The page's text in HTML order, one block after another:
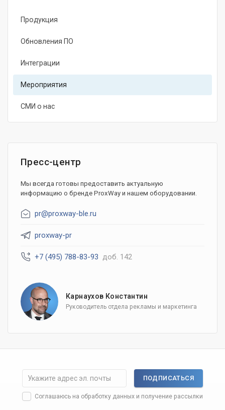
Продукция
Обновления ПО
Интеграции
Мероприятия
СМИ о нас
Пресс-центр
Мы всегда готовы предоставить актуальную
информацию о бренде ProxWay и нашем оборудовании.
pr@proxway-ble.ru
proxway-pr
+7 (495) 788-83-93 доб. 142
Карнаухов Константин
Руководитель отдела рекламы и маркетинга
ПОДПИСАТЬСЯ
Соглашаюсь на обработку данных и получение рассылки